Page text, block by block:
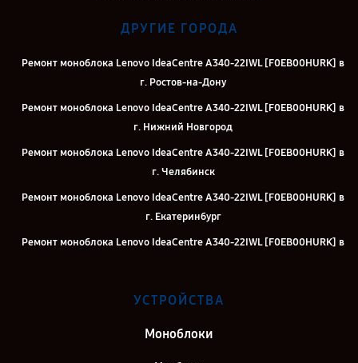
ДРУГИЕ ГОРОДА
Ремонт моноблока Lenovo IdeaCentre A340-22IWL [F0EB00HURK] в
г. Ростов-на-Дону
Ремонт моноблока Lenovo IdeaCentre A340-22IWL [F0EB00HURK] в
г. Нижний Новгород
Ремонт моноблока Lenovo IdeaCentre A340-22IWL [F0EB00HURK] в
г. Челябинск
Ремонт моноблока Lenovo IdeaCentre A340-22IWL [F0EB00HURK] в
г. Екатеринбург
Ремонт моноблока Lenovo IdeaCentre A340-22IWL [F0EB00HURK] в
г. Москва
Ремонт моноблока Lenovo IdeaCentre A340-22IWL [F0EB00HURK] в
УСТРОЙСТВА
Моноблоки